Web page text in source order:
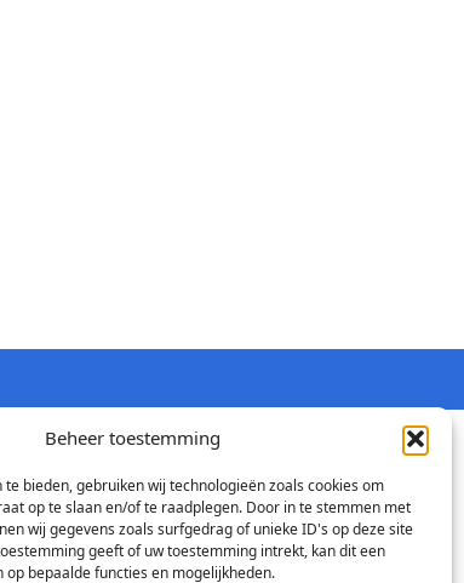
Beheer toestemming
bieden, gebruiken wij technologieën zoals cookies om
op te slaan en/of te raadplegen. Door in te stemmen met
wij gegevens zoals surfgedrag of unieke ID's op deze site
geeft of uw toestemming intrekt, kan dit een
op bepaalde functies en mogelijkheden.